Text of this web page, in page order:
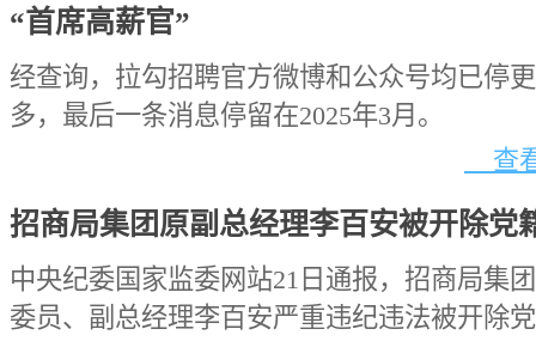
“首席高薪官”
经查询，拉勾招聘官方微博和公众号均已停
多，最后一条消息停留在2025年3月。
查
招商局集团原副总经理李百安被开除党
中央纪委国家监委网站21日通报，招商局集
委员、副总经理李百安严重违纪违法被开除